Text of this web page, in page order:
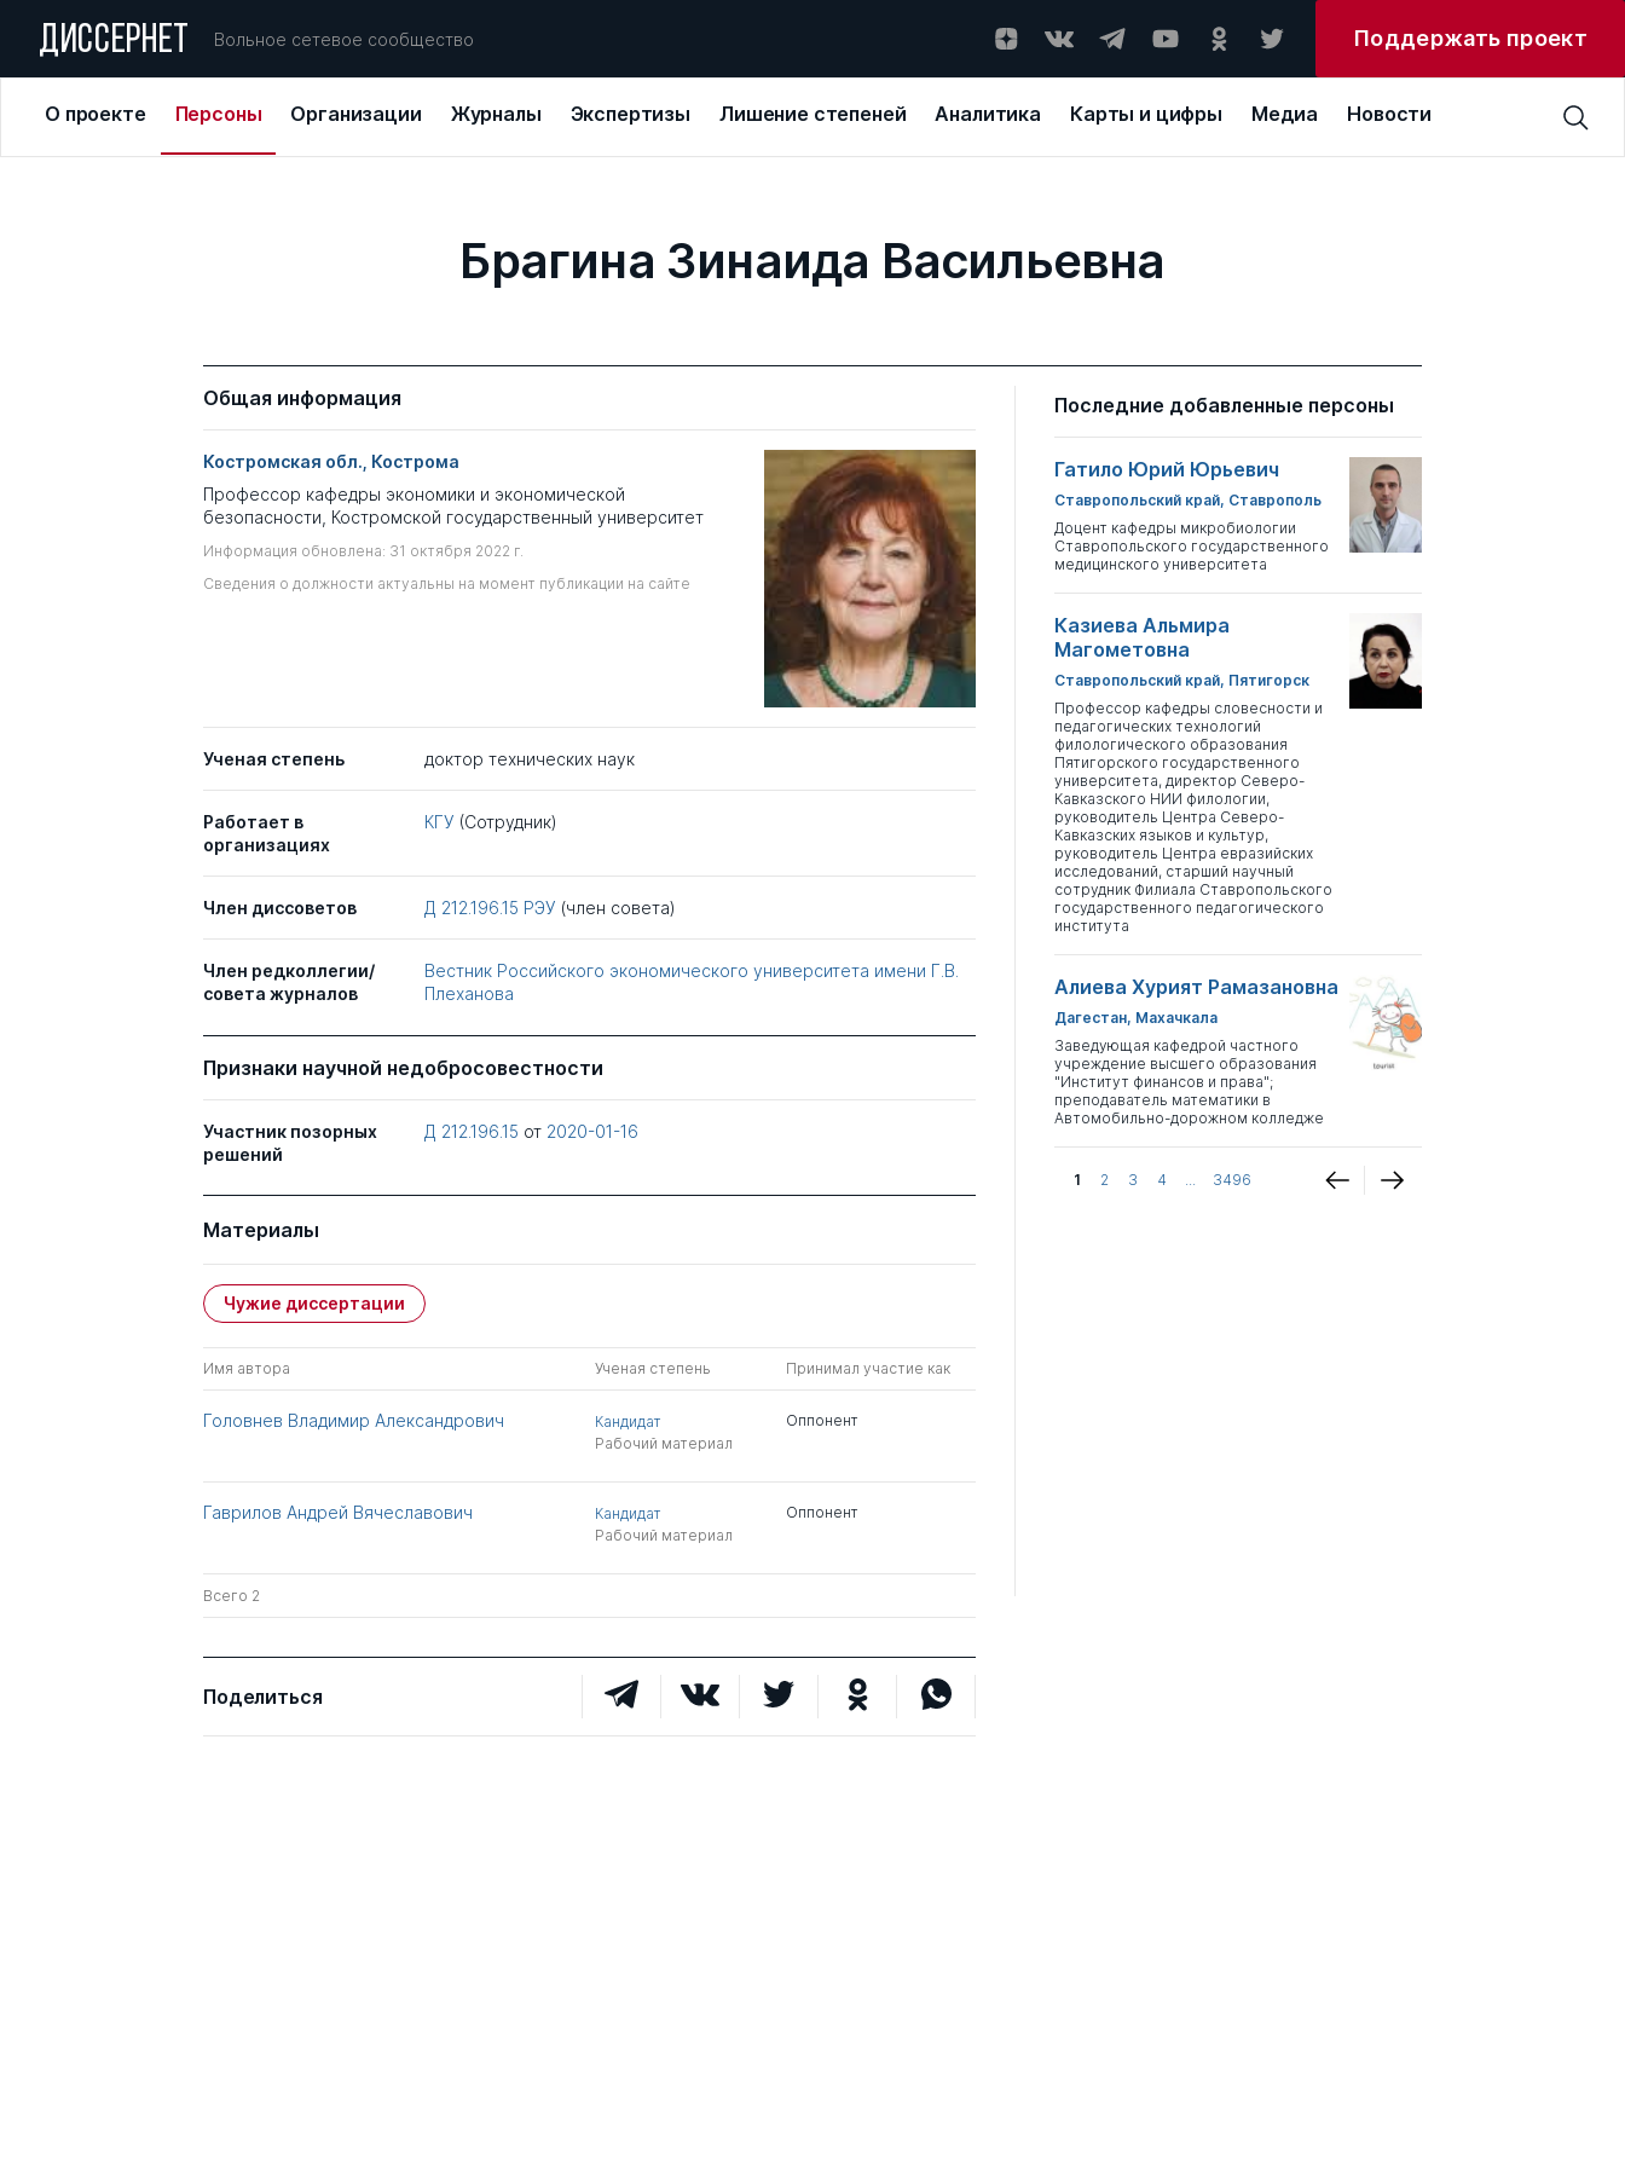
ДИССЕРНЕТ Вольное сетевое сообщество Поддержать проект
О проекте Персоны Организации Журналы Экспертизы Лишение степеней Аналитика Карты и цифры Медиа Новости
Брагина Зинаида Васильевна
Общая информация
Костромская обл., Кострома
Профессор кафедры экономики и экономической
безопасности, Костромской государственный университет
Информация обновлена: 31 октября 2022 г.
Сведения о должности актуальны на момент публикации на сайте
Ученая степень доктор технических наук
Работает в
организациях
КГУ (Сотрудник)
Член диссоветов Д 212.196.15 РЭУ (член совета)
Член редколлегии/
совета журналов
Вестник Российского экономического университета имени Г.В.
Плеханова
Признаки научной недобросовестности
Участник позорных
решений
Д 212.196.15 от 2020-01-16
Материалы
Чужие диссертации
Имя автора Ученая степень Принимал участие как
Головнев Владимир Александрович
Кандидат
Рабочий материал
Оппонент
Гаврилов Андрей Вячеславович
Кандидат
Рабочий материал
Оппонент
Всего 2
Поделиться
Последние добавленные персоны
Гатило Юрий Юрьевич
Ставропольский край, Ставрополь
Доцент кафедры микробиологии
Ставропольского государственного
медицинского университета
Казиева Альмира
Магометовна
Ставропольский край, Пятигорск
Профессор кафедры словесности и
педагогических технологий
филологического образования
Пятигорского государственного
университета, директор Северо-
Кавказского НИИ филологии,
руководитель Центра Северо-
Кавказских языков и культур,
руководитель Центра евразийских
исследований, старший научный
сотрудник Филиала Ставропольского
государственного педагогического
института
Алиева Хурият Рамазановна
Дагестан, Махачкала
Заведующая кафедрой частного
учреждение высшего образования
"Институт финансов и права";
преподаватель математики в
Автомобильно-дорожном колледже
1 2 3 4 ... 3496